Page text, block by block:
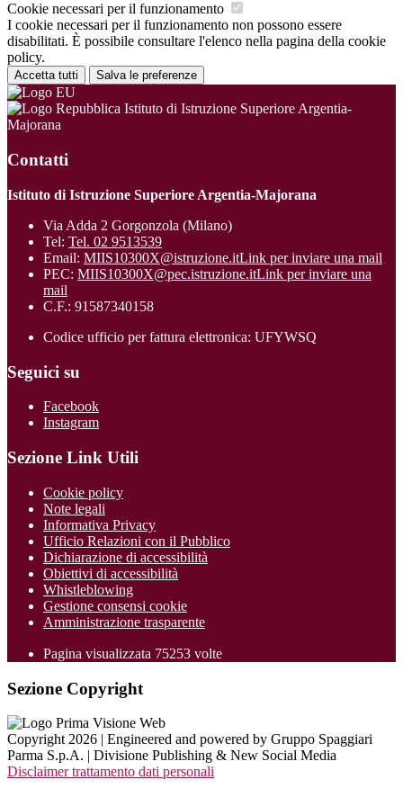
Cookie necessari per il funzionamento
I cookie necessari per il funzionamento non possono essere
disabilitati. È possibile consultare l'elenco nella pagina della cookie
policy.
Accetta tutti Salva le preferenze
Istituto di Istruzione Superiore Argentia-
Majorana
Contatti
Istituto di Istruzione Superiore Argentia-Majorana
Via Adda 2 Gorgonzola (Milano)
Tel: Tel. 02 9513539
Email: MIIS10300X@istruzione.itLink per inviare una mail
PEC: MIIS10300X@pec.istruzione.itLink per inviare una
mail
C.F.: 91587340158
Codice ufficio per fattura elettronica: UFYWSQ
Seguici su
Facebook
Instagram
Sezione Link Utili
Cookie policy
Note legali
Informativa Privacy
Ufficio Relazioni con il Pubblico
Dichiarazione di accessibilità
Obiettivi di accessibilità
Whistleblowing
Gestione consensi cookie
Amministrazione trasparente
Pagina visualizzata 75253 volte
Sezione Copyright
Copyright 2026 | Engineered and powered by Gruppo Spaggiari
Parma S.p.A. | Divisione Publishing & New Social Media
Disclaimer trattamento dati personali